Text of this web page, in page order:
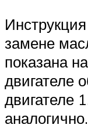
замене
показана
двигателе
двигателе
аналогично.